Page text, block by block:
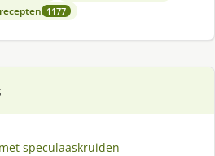
1177
speculaaskruiden